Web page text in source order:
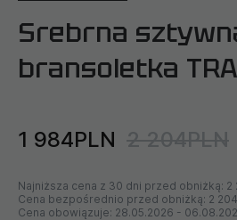
Srebrna
bransoletka
1 984PLN 2 204PLN
Najniższa cena z 30 dni przed obniżką: 2
Cena bezpośrednio przed obniżką: 2
Cena obowiązuje: 28.05.2026 -